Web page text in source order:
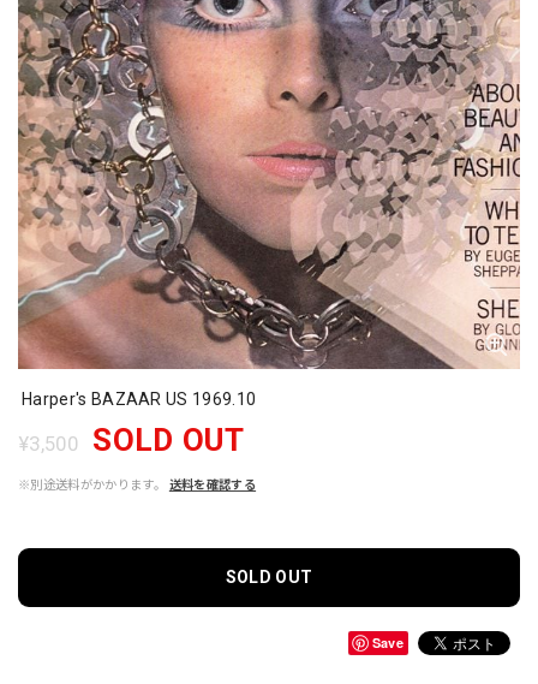
Harper's BAZAAR US 1969.10
¥3,500 SOLD OUT
※別途送料がかかります。 送料を確認する
SOLD OUT
Save